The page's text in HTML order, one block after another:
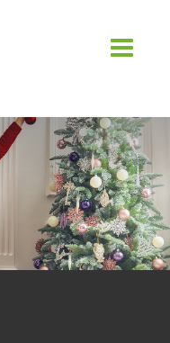
×
DISFRACES Y
HALLOWEEN